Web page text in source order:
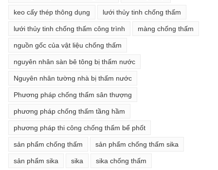
keo cấy thép thông dụng lưới thủy tinh chống thấm
lưới thủy tinh chống thấm công trình màng chống thấm
nguồn gốc của vật liệu chống thấm
nguyên nhân sàn bê tông bị thấm nước
Nguyên nhân tường nhà bị thấm nước
Phương pháp chống thấm sân thượng
phương pháp chống thấm tầng hầm
phương pháp thi công chống thấm bể phốt
sản phẩm chống thấm sản phẩm chống thấm sika
sản phẩm sika sika sika chống thấm